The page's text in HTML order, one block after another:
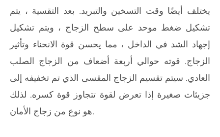
يختلف أيضًا وقت التسخين والتبريد. بعد التقسية ، يتم
تشكيل ضغط موحد على سطح الزجاج ، ويتم تشكيل
إجهاد الشد في الداخل ، مما يحسن قوة الانحناء وتأثير
الزجاج. قوته حوالي أربعة أضعاف من الزجاج الصلب
العادي. سيتم تقسيم الزجاج المقسى الذي تم تخفيفه إلى
جزيئات صغيرة إذا تعرض لقوة تتجاوز قوة كسره. لذلك
هو نوع من زجاج الأمان.